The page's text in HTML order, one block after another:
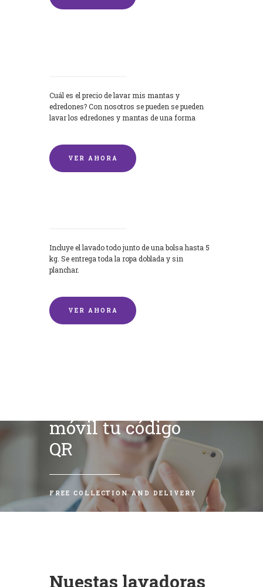
Cuál es el precio de lavar mis mantas y
edredones? Con nosotros se pueden se pueden
lavar los edredones y mantas de una forma
VER AHORA
Incluye el lavado todo junto de una bolsa hasta 5
kg. Se entrega toda la ropa doblada y sin
planchar.
VER AHORA
móvil tu código
QR
FREE COLLECTION AND DELIVERY
Nuestas lavadoras